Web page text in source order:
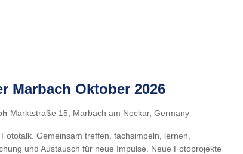
Marbach Oktober 2026
Marktstraße 15, Marbach am Neckar, Germany
Gemeinsam treffen, fachsimpeln, lernen,
und Austausch für neue Impulse. Neue Fotoprojekte